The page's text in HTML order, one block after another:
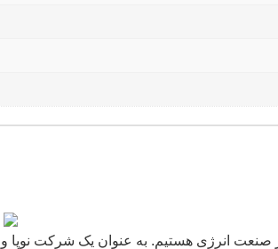
در صنعت انرژی هستیم. به عنوان یک شرکت